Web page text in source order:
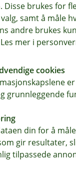
kan det
høyere lønn
av økt
prioritere
fra
å spare.
Det gir
Disse brukes for
samt å måle
andre brukes
mer i
cookies
grunnleggende
din for å
gir resultater,
tilpassede